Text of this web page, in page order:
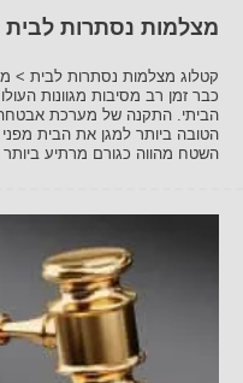
מצלמות נסתרות
קטלוג מצלמות נסתרות לבית >
כבר זמן רב מסיבות מגוונות
הביתי. התקנה של מערכת
הטובה ביותר למגן את הבית
השטח מהווה כגורם מרתיע